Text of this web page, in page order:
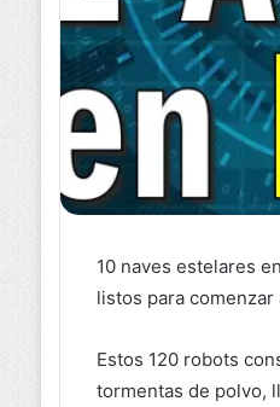
10 naves estelares
listos para
Estos 120 robots
tormentas de polvo,